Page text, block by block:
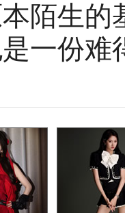
陌生的
一份难